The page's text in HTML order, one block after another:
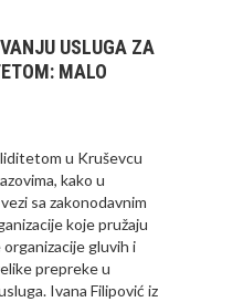
USLUGA ZA
MALO
u Kruševcu
kako u
sa zakonodavnim
koje pružaju
gluvih i
prepreke u
Ivana Filipović iz